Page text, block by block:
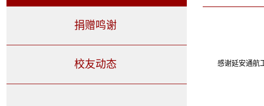
捐赠鸣谢
校友动态 感谢延安通航